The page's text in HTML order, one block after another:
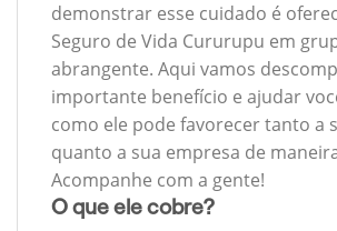
demonstrar esse cuidado é
Seguro de Vida Cururupu em
abrangente. Aqui vamos
importante benefício e ajudar
como ele pode favorecer tanto a
quanto a sua empresa de
Acompanhe com a gente!
O que ele cobre?